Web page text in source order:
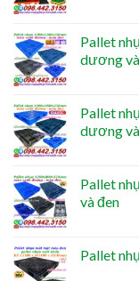
Pallet
dương
Pallet
dương
Pallet
và đen
Pallet